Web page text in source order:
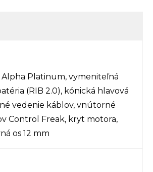
Alpha Platinum, vymeniteľná
(RIB 2.0), kónická hlavová
vedenie káblov, vnútorné
Control Freak, kryt motora,
os 12 mm